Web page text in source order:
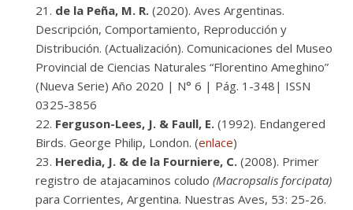
de la Peña, M. R. (2020). Aves Argentinas.
Descripción, Comportamiento, Reproducción y
Distribución. (Actualización). Comunicaciones del Museo
Provincial de Ciencias Naturales “Florentino Ameghino”
(Nueva Serie) Año 2020 | N° 6 | Pág. 1-348| ISSN
0325-3856
Ferguson-Lees, J. & Faull, E. (1992). Endangered
Birds. George Philip, London. (enlace)
Heredia, J. & de la Fourniere, C. (2008). Primer
registro de atajacaminos coludo (Macropsalis forcipata)
para Corrientes, Argentina. Nuestras Aves, 53: 25-26.